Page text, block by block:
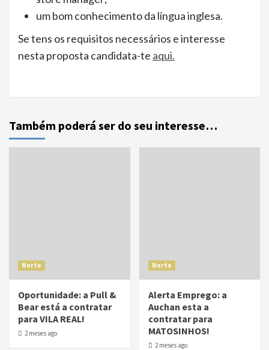
um bom conhecimento da língua inglesa.
Se tens os requisitos necessários e interesse
nesta proposta candidata-te aqui.
Também poderá ser do seu interesse…
Norte
Oportunidade: a Pull &
Bear está a contratar
para VILA REAL!
2 meses ago
Norte
Alerta Emprego: a
Auchan esta a
contratar para
MATOSINHOS!
2 meses ago